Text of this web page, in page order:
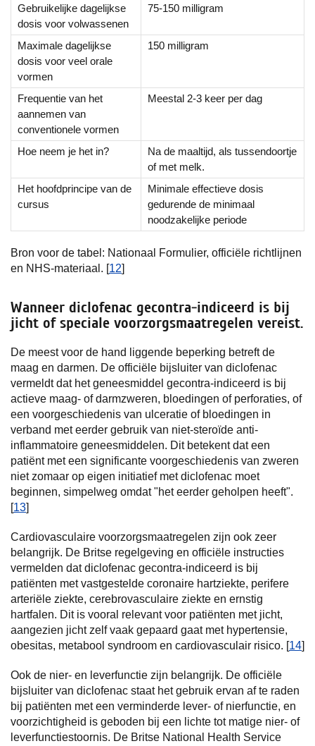
Gebruikelijke dagelijkse
dosis voor volwassenen
75-150 milligram
Maximale dagelijkse
dosis voor veel orale
vormen
150 milligram
Frequentie van het
aannemen van
conventionele vormen
Meestal 2-3 keer per dag
Hoe neem je het in?
Na de maaltijd, als tussendoortje
of met melk.
Het hoofdprincipe van de
cursus
Minimale effectieve dosis
gedurende de minimaal
noodzakelijke periode
Bron voor de tabel: Nationaal Formulier, officiële richtlijnen
en NHS-materiaal. [12]
Wanneer diclofenac gecontra-indiceerd is bij
jicht of speciale voorzorgsmaatregelen vereist.
De meest voor de hand liggende beperking betreft de
maag en darmen. De officiële bijsluiter van diclofenac
vermeldt dat het geneesmiddel gecontra-indiceerd is bij
actieve maag- of darmzweren, bloedingen of perforaties, of
een voorgeschiedenis van ulceratie of bloedingen in
verband met eerder gebruik van niet-steroïde anti-
inflammatoire geneesmiddelen. Dit betekent dat een
patiënt met een significante voorgeschiedenis van zweren
niet zomaar op eigen initiatief met diclofenac moet
beginnen, simpelweg omdat "het eerder geholpen heeft".
[13]
Cardiovasculaire voorzorgsmaatregelen zijn ook zeer
belangrijk. De Britse regelgeving en officiële instructies
vermelden dat diclofenac gecontra-indiceerd is bij
patiënten met vastgestelde coronaire hartziekte, perifere
arteriële ziekte, cerebrovasculaire ziekte en ernstig
hartfalen. Dit is vooral relevant voor patiënten met jicht,
aangezien jicht zelf vaak gepaard gaat met hypertensie,
obesitas, metabool syndroom en cardiovasculair risico. [14]
Ook de nier- en leverfunctie zijn belangrijk. De officiële
bijsluiter van diclofenac staat het gebruik ervan af te raden
bij patiënten met een verminderde lever- of nierfunctie, en
voorzichtigheid is geboden bij een lichte tot matige nier- of
leverfunctiestoornis. De Britse National Health Service